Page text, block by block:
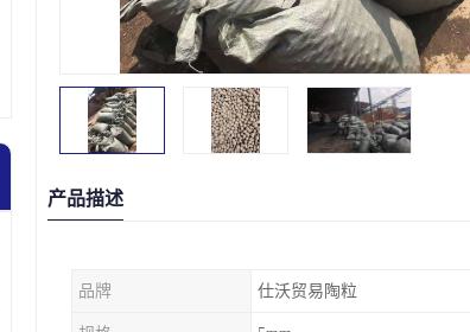
产品描述
品牌 仕沃贸易陶粒